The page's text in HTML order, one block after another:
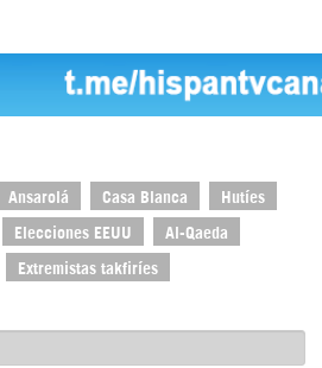
Ansarolá Casa Blanca Hutíes
Elecciones EEUU Al-Qaeda
Extremistas takfiríes